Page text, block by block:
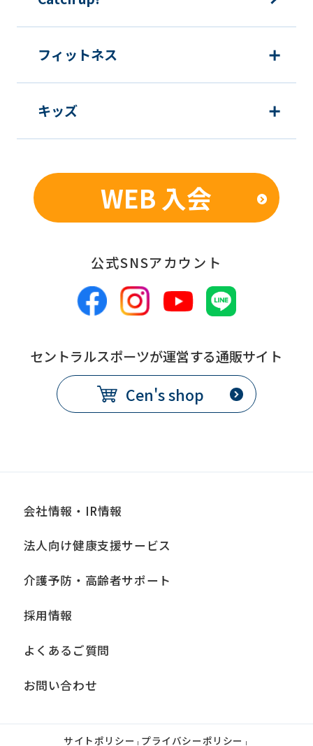
フィットネス
キッズ
WEB 入会
公式SNSアカウント
セントラルスポーツが運営する通販サイト
Cen's shop
会社情報・IR情報
法人向け健康支援サービス
介護予防・高齢者サポート
採用情報
よくあるご質問
お問い合わせ
サイトポリシー | プライバシーポリシー |